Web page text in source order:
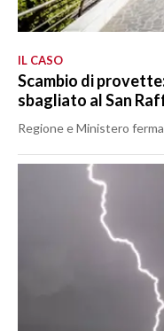
IL CASO
Scambio di
sbagliato al San
Regione e Ministero